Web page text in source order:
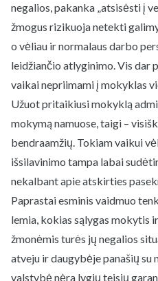
negalios, pakanka „atsisėsti į
žmogus rizikuoja netekti
o vėliau ir normalaus darbo
leidžiančio atlyginimo. Vis dar
vaikai nepriimami į mokyklas
Užuot pritaikiusi mokyklą
mokymą namuose, taigi –
bendraamžių. Tokiam vaikui
išsilavinimo tampa labai
nekalbant apie atskirties
Paprastai esminis vaidmuo
lemia, kokias sąlygas mokytis
žmonėmis turės jų negalios
atveju ir daugybėje panašių su
valstybė nėra lygių teisių